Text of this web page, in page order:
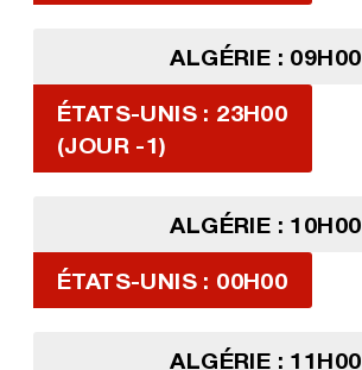
ALGÉRIE : 09H00
ÉTATS-UNIS : 23H00
(JOUR -1)
ALGÉRIE : 10H00
ÉTATS-UNIS : 00H00
ALGÉRIE : 11H00